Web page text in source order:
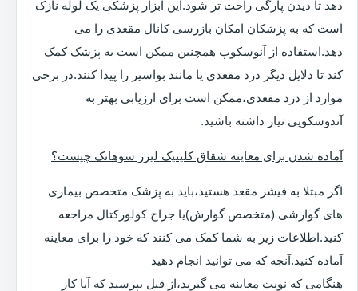
دهد تا دیدن پارگی راحت تر شود.این ابزار پزشکی یک لوله نازک
است که به پزشکان امکان بازرسی کانال مقعدی را می
دهد.استفاده از آنوسکوپ همچنین ممکن است به پزشک کمک
کند تا دلایل دیگر درد مقعدی یا مانند بواسیر را پیدا کنند.در برخی
موارد از درد مقعدی،ممکن است برای ارزیابی بهتر به
آندوسکوپی نیاز داشته باشید.
آماده شدن برای معاینه شقاق کلینیک لیزر سوهانک چیست؟
اگر مبتلا به فیشر مقعد هستید،باید به پزشک متخصص بیماری
های گوارشی (متخصص گوارش)یا جراح کولورکتال مراجعه
کنید.اطلاعات زیر به شما کمک می کنند که خود را برای معاینه
آماده کنید.آنچه که می توانید انجام دهید
هنگامی که نوبت معاینه می گیرید،از قبل بپرسید که آیا کار